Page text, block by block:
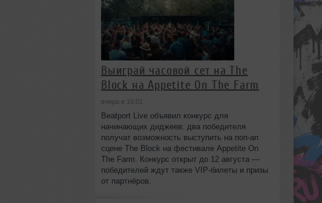
Выиграй часовой сет на The
Block на Appetite On The Farm
вчера в 16:01
Beatport Live объявил конкурс для
начинающих диджеев: два победителя
получат возможность выступить на поп‑ап
сцене The Block на фестивале Appetite On
The Farm. Конкурс открыт до 12 августа —
победителей ждут также VIP‑билеты и призы
от партнёров.